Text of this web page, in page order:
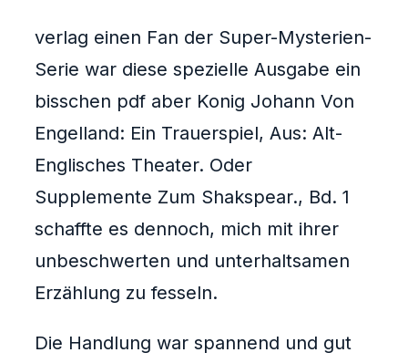
verlag einen Fan der Super-Mysterien-
Serie war diese spezielle Ausgabe ein
bisschen pdf aber Konig Johann Von
Engelland: Ein Trauerspiel, Aus: Alt-
Englisches Theater. Oder
Supplemente Zum Shakspear., Bd. 1
schaffte es dennoch, mich mit ihrer
unbeschwerten und unterhaltsamen
Erzählung zu fesseln.
Die Handlung war spannend und gut